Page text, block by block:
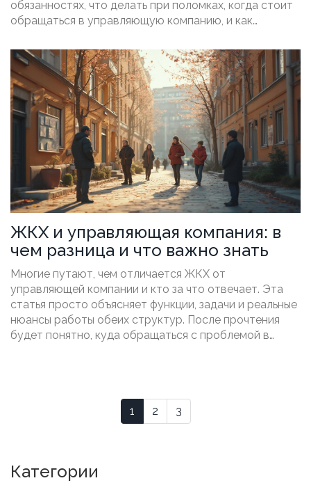
обязанностях, что делать при поломках, когда стоит
обращаться в управляющую компанию, и как
лайфхаками и реальными ситуациями из жизни. Всё —
на понятном языке, с акцентом на практические
советы.
ЖКХ и управляющая компания: в
чем разница и что важно знать
Многие путают, чем отличается ЖКХ от
управляющей компании и кто за что отвечает. Эта
статья просто объясняет функции, задачи и реальные
нюансы работы обеих структур. После прочтения
будет понятно, куда обращаться с проблемой в
1
2 3
Категории